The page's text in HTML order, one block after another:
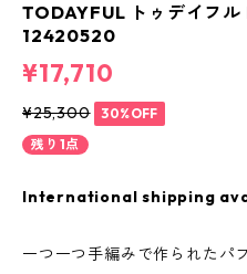
TODAYFUL トゥデイフ
12420520
¥17,710
¥25,300
30%OFF
残り1点
International shipping
一つ一つ手編みで作られたパ